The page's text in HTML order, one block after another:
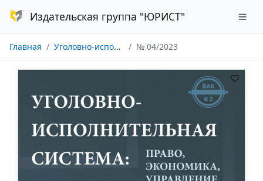
Издательская группа "ЮРИСТ"
Главная Уголовно-исполнительная система: право, экономика, управление № 04/2023